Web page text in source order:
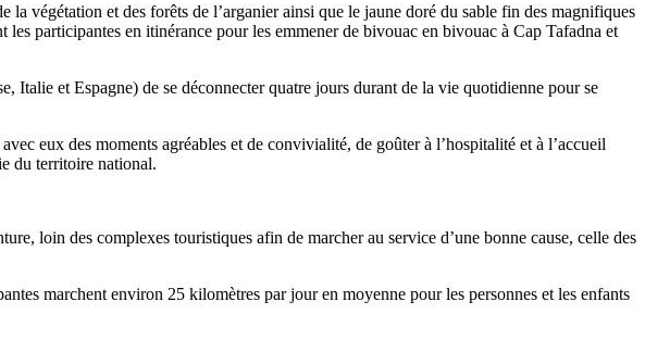
la végétation et des forêts de l’arganier ainsi que le jaune doré du sable fin des magnifiques
participantes en itinérance pour les emmener de bivouac en bivouac à Cap Tafadna et
Italie et Espagne) de se déconnecter quatre jours durant de la vie quotidienne pour se
eux des moments agréables et de convivialité, de goûter à l’hospitalité et à l’accueil
du territoire national.
loin des complexes touristiques afin de marcher au service d’une bonne cause, celle des
marchent environ 25 kilomètres par jour en moyenne pour les personnes et les enfants